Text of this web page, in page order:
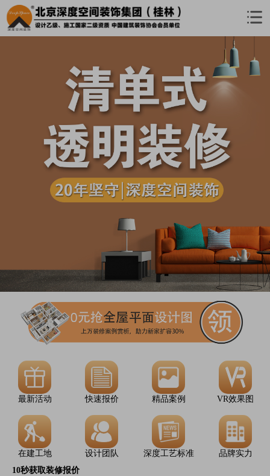
最新活动 快速报价 精品案例 VR效果图
在建工地 设计团队 深度工艺标准
品牌实力
10秒获取装修报价